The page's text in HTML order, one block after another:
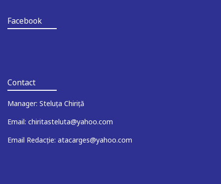
Facebook
Contact
Manager: Steluța Chiriță
Email: chiritasteluta@yahoo.com
Email Redacție: atacarges@yahoo.com